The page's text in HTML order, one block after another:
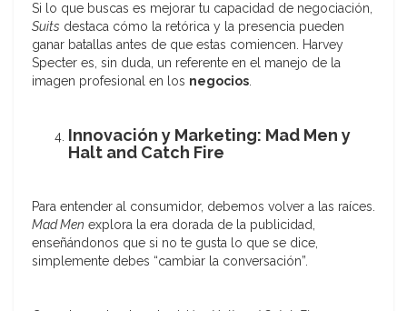
Si lo que buscas es mejorar tu capacidad de negociación,
Suits destaca cómo la retórica y la presencia pueden
ganar batallas antes de que estas comiencen. Harvey
Specter es, sin duda, un referente en el manejo de la
imagen profesional en los negocios.
Innovación y Marketing: Mad Men y
Halt and Catch Fire
Para entender al consumidor, debemos volver a las raíces.
Mad Men explora la era dorada de la publicidad,
enseñándonos que si no te gusta lo que se dice,
simplemente debes “cambiar la conversación”.